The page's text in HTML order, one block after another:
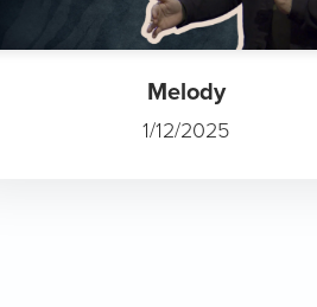
Melody
1/12/2025